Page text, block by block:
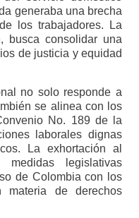
generaba una brecha
los trabajadores. La
busca consolidar una
de justicia y equidad
no solo responde a
se alinea con los
No. 189 de la
laborales dignas
La exhortación al
legislativas
de Colombia con los
materia de derechos